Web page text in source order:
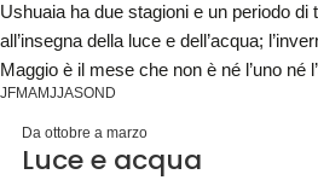
Ushuaia ha due stagioni e un periodo di
all’insegna della luce e dell’acqua;
Maggio è il mese che non è né l’uno né
J FMAMJJASON D
Da ottobre a marzo
Luce e acqua